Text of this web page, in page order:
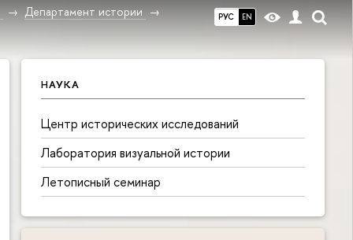
РУС EN
Департамент истории
НАУКА
Центр исторических исследований
Лаборатория визуальной истории
Летописный семинар